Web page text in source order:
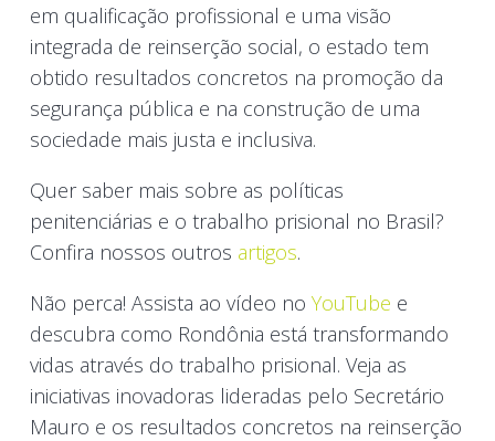
em qualificação profissional e uma visão
integrada de reinserção social, o estado tem
obtido resultados concretos na promoção da
segurança pública e na construção de uma
sociedade mais justa e inclusiva.
Quer saber mais sobre as políticas
penitenciárias e o trabalho prisional no Brasil?
Confira nossos outros artigos.
Não perca! Assista ao vídeo no YouTube e
descubra como Rondônia está transformando
vidas através do trabalho prisional. Veja as
iniciativas inovadoras lideradas pelo Secretário
Mauro e os resultados concretos na reinserção